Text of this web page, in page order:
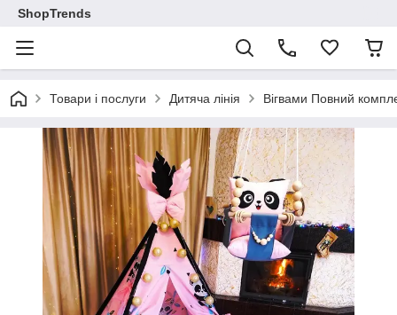
ShopTrends
Товари і послуги Дитяча лінія Вігвами Повний